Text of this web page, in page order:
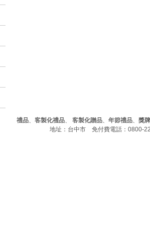
禮品、 客製化禮品、 客製化贈品、 年節禮品、 獎
地址：台中市 免付費電話：0800-